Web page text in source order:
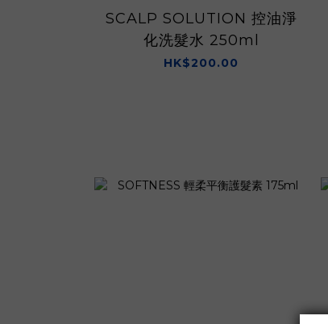
SCALP SOLUTION 控油淨
化洗髮水 250ml
HK$200.00